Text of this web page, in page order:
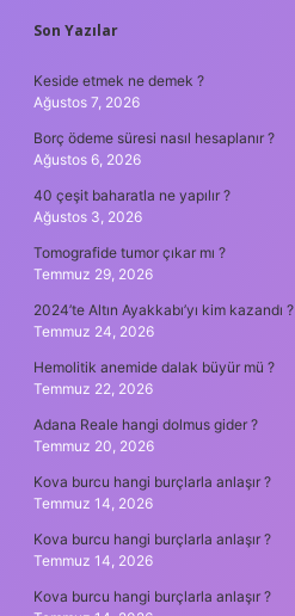
SIDEBAR
Son Yazılar
Keside etmek ne demek ?
Ağustos 7, 2026
Borç ödeme süresi nasıl hesaplanır ?
Ağustos 6, 2026
40 çeşit baharatla ne yapılır ?
Ağustos 3, 2026
Tomografide tumor çıkar mı ?
Temmuz 29, 2026
2024’te Altın Ayakkabı’yı kim kazandı ?
Temmuz 24, 2026
Hemolitik anemide dalak büyür mü ?
Temmuz 22, 2026
Adana Reale hangi dolmus gider ?
Temmuz 20, 2026
Kova burcu hangi burçlarla anlaşır ?
Temmuz 14, 2026
Kova burcu hangi burçlarla anlaşır ?
Temmuz 14, 2026
Kova burcu hangi burçlarla anlaşır ?